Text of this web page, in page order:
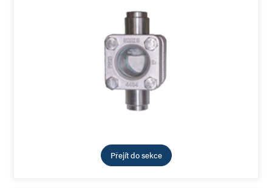
Přejít do sekce